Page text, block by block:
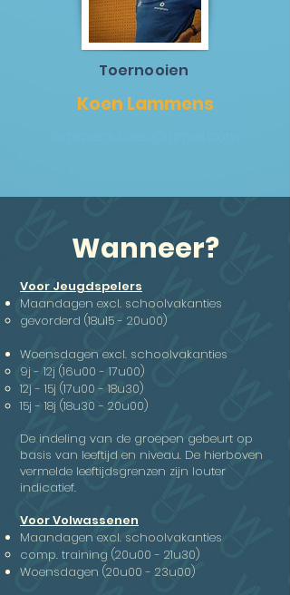
Toernooien
Koen Lammens
Wanneer?
Voor Jeugdspelers
Maandagen excl. schoolvakanties
gevorderd (18u15 - 20u00)
Woensdagen excl. schoolvakanties
9j - 12j (16u00 - 17u00)
12j - 15j (17u00 - 18u30)
15j - 18j (18u30 - 20u00)
De indeling van de groepen gebeurt op
basis van leeftijd en niveau. De hierboven
vermelde leeftijdsgrenzen zijn louter
indicatief.
Voor Volwassenen
Maandagen excl. schoolvakanties
comp. training (20u00 - 21u30)
Woensdagen (20u00 - 23u00)